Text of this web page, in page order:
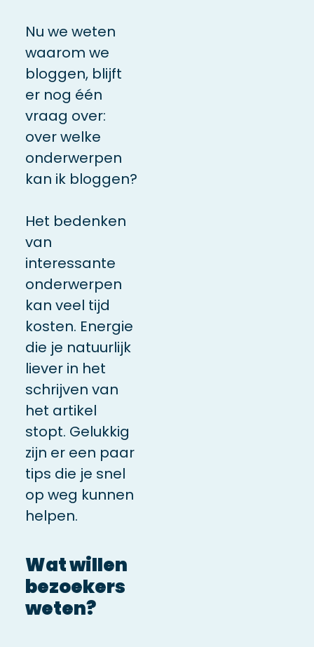
Nu we weten
waarom we
bloggen, blijft
er nog één
vraag over:
over welke
onderwerpen
kan ik bloggen?
Het bedenken
van
interessante
onderwerpen
kan veel tijd
kosten. Energie
die je natuurlijk
liever in het
schrijven van
het artikel
stopt. Gelukkig
zijn er een paar
tips die je snel
op weg kunnen
helpen.
Wat willen
bezoekers
weten?